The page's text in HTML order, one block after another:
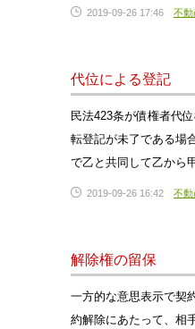
2019-09-26 17:46 不動
代位による登記
民法423条が債権者代
転登記が未了である場
で乙と共同して乙から
2019-09-26 16:42 不動
解除権の留保
一方的な意思表示で契
約解除にあたって、相